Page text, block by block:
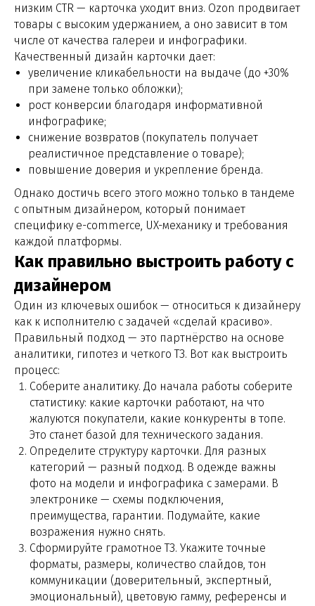
низким CTR — карточка уходит вниз. Ozon продвигает
товары с высоким удержанием, а оно зависит в том
числе от качества галереи и инфографики.
Качественный дизайн карточки дает:
увеличение кликабельности на выдаче (до +30%
при замене только обложки);
рост конверсии благодаря информативной
инфографике;
снижение возвратов (покупатель получает
реалистичное представление о товаре);
повышение доверия и укрепление бренда.
Однако достичь всего этого можно только в тандеме
с опытным дизайнером, который понимает
специфику e-commerce, UX-механику и требования
каждой платформы.
Как правильно выстроить работу с
дизайнером
Один из ключевых ошибок — относиться к дизайнеру
как к исполнителю с задачей «сделай красиво».
Правильный подход — это партнёрство на основе
аналитики, гипотез и четкого ТЗ. Вот как выстроить
процесс:
Соберите аналитику. До начала работы соберите
статистику: какие карточки работают, на что
жалуются покупатели, какие конкуренты в топе.
Это станет базой для технического задания.
Определите структуру карточки. Для разных
категорий — разный подход. В одежде важны
фото на модели и инфографика с замерами. В
электронике — схемы подключения,
преимущества, гарантии. Подумайте, какие
возражения нужно снять.
Сформируйте грамотное ТЗ. Укажите точные
форматы, размеры, количество слайдов, тон
коммуникации (доверительный, экспертный,
эмоциональный), цветовую гамму, референсы и
Написать нам
8 800 222 44 16
ffcpr@yandex.ru